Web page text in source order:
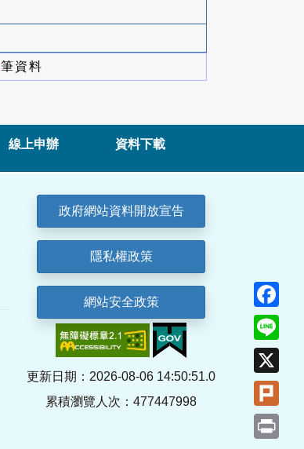
筆資料
線上申辦 資料下載
政府網站資料開放宣告
隱私權政策
網站安全政策
更新日期：2026-08-06 14:50:51.0
累積瀏覽人次：477447998